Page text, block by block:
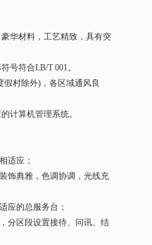
华材料，工艺精致，具有突
号符合LB/T 001。
假村除外) ，各区域通风良
计算机管理系统。
适应；
饰典雅，色调协调，光线充
应的总服务台；
分区段设置接待、问讯、结